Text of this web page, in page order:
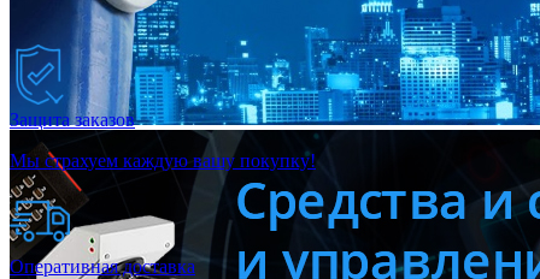
Защита заказов
Мы страхуем каждую вашу покупку!
Оперативная доставка